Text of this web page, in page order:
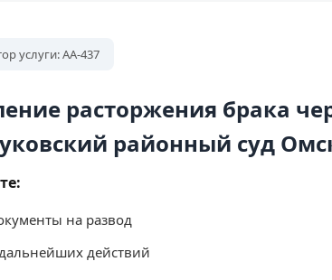
услуги: АА-437
расторжения брака
районный суд
на развод
действий